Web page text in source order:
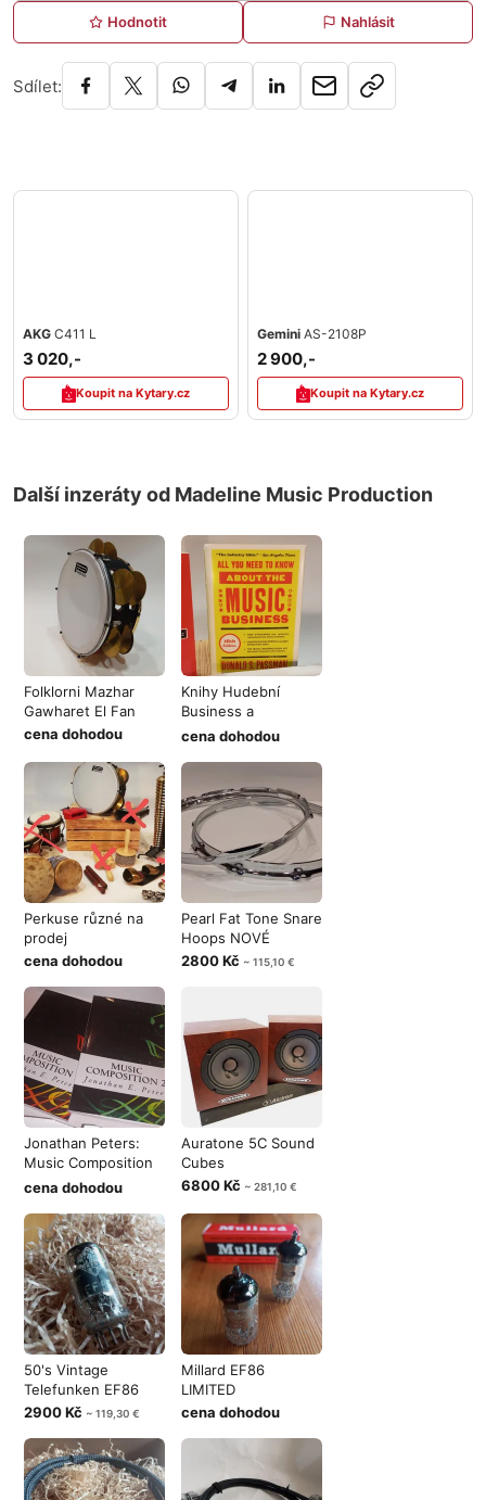
Hodnotit Nahlásit
Sdílet:
AKG C411 L
3 020,-
Koupit na Kytary.cz
Gemini AS-2108P
2 900,-
Koupit na Kytary.cz
Další inzeráty od Madeline Music Production
Folklorni Mazhar
Gawharet El Fan
cena dohodou
Knihy Hudební
Business a
Management AJ
cena dohodou
Perkuse různé na
prodej
cena dohodou
Pearl Fat Tone Snare
Hoops NOVÉ
2800 Kč ~ 115,10 €
Jonathan Peters:
Music Composition
1, 2
cena dohodou
Auratone 5C Sound
Cubes
6800 Kč ~ 281,10 €
50's Vintage
Telefunken EF86
2900 Kč ~ 119,30 €
Millard EF86
LIMITED
cena dohodou